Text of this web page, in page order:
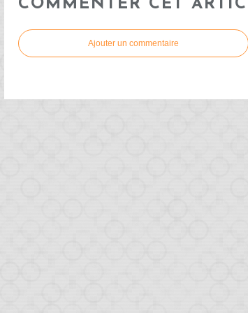
COMMENTER CET
Ajouter un commentaire